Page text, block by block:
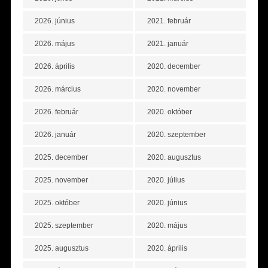
2026. június
2026. május
2026. április
2026. március
2026. február
2026. január
2025. december
2025. november
2025. október
2025. szeptember
2025. augusztus
2021. február
2021. január
2020. december
2020. november
2020. október
2020. szeptember
2020. augusztus
2020. július
2020. június
2020. május
2020. április